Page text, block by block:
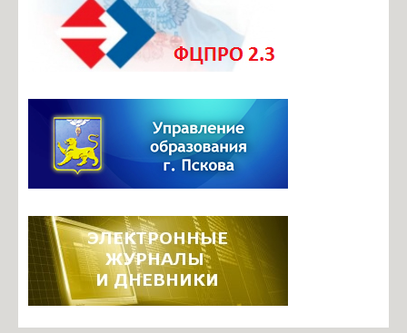
Документы ОО
Телефоны доверия
Безопасный маршрут в школу
Центр профориентационного и карьерного сопровождения
Итоговая аттестация
Инновационная деятельность
Инновационные площадки школы
Фотогалерея
Видеоархив
Задать вопрос по работе ЭЖ
Информация о ЕГИССО